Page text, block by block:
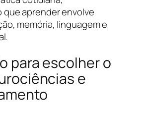
aprender envolve
memória, linguagem e
para escolher o
e